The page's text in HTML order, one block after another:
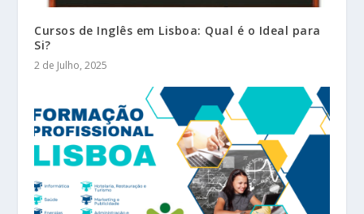
Cursos de Inglês em Lisboa: Qual é o Ideal para
Si?
2 de Julho, 2025